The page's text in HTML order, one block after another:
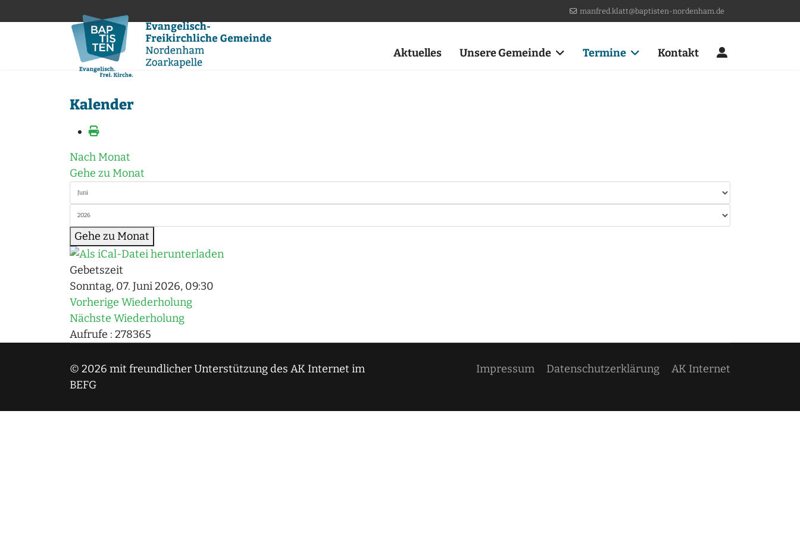
manfred.klatt@baptisten-nordenham.de
Aktuelles Unsere Gemeinde Termine Kontakt
Kalender
Nach Monat
Gehe zu Monat
Gehe zu Monat
Gebetszeit
Sonntag, 07. Juni 2026, 09:30
Vorherige Wiederholung
Nächste Wiederholung
Aufrufe : 278365
© 2026 mit freundlicher Unterstützung des AK Internet im
BEFG
Impressum Datenschutzerklärung AK Internet